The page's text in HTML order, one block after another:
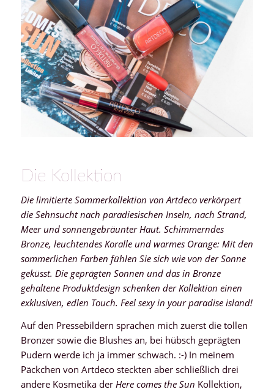
Die Kollektion
Die limitierte Sommerkollektion von Artdeco verkörpert
die Sehnsucht nach paradiesischen Inseln, nach Strand,
Meer und sonnengebräunter Haut. Schimmerndes
Bronze, leuchtendes Koralle und warmes Orange: Mit den
sommerlichen Farben fühlen Sie sich wie von der Sonne
geküsst. Die geprägten Sonnen und das in Bronze
gehaltene Produktdesign schenken der Kollektion einen
exklusiven, edlen Touch. Feel sexy in your paradise island!
Auf den Pressebildern sprachen mich zuerst die tollen
Bronzer sowie die Blushes an, bei hübsch geprägten
Pudern werde ich ja immer schwach. :-) In meinem
Päckchen von Artdeco steckten aber schließlich drei
andere Kosmetika der Here comes the Sun Kollektion,